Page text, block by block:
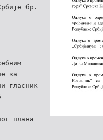
бр.
за
гласник
плана